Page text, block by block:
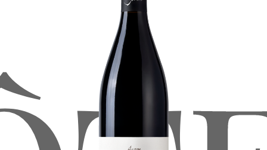
Lieu dit situé au cœur de la partie
blonde de l’appellation. Terroir de
schistes très acides, mélange de sable
et de petits cailloux, retenus par des
murs de pierres sèches. Plaisir, racé et